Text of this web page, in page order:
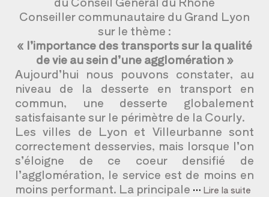
Conseiller communautaire du Grand Lyon
sur le thème :
« l’importance des transports sur la qualité
de vie au sein d’une agglomération »
Aujourd’hui nous pouvons constater, au
niveau de la desserte en transport en
commun, une desserte globalement
satisfaisante sur le périmètre de la Courly.
Les villes de Lyon et Villeurbanne sont
correctement desservies, mais lorsque l’on
s’éloigne de ce coeur densifié de
l’agglomération, le service est de moins en
moins performant. La principale … Lire la suite